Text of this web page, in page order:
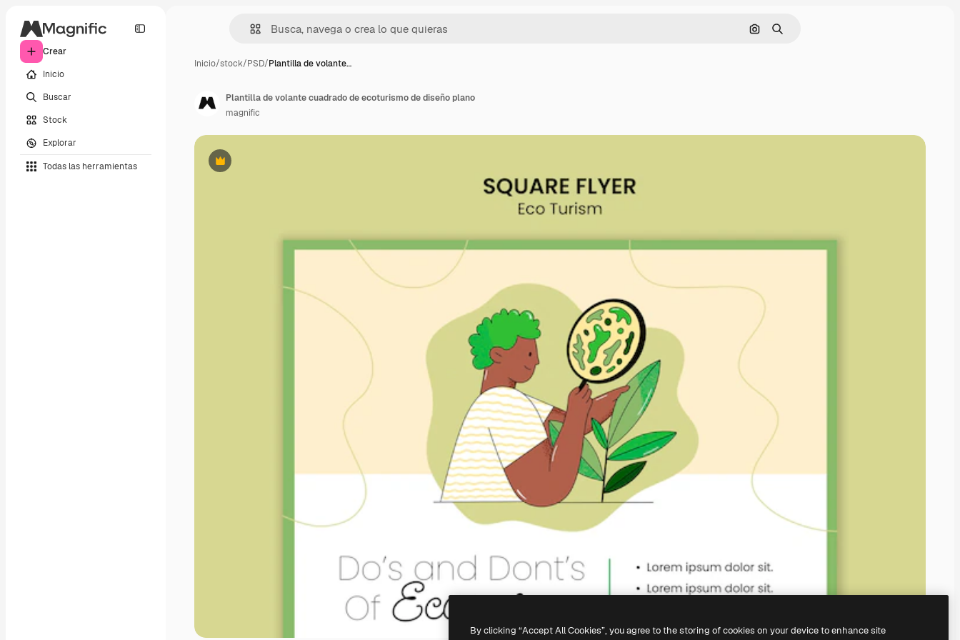
Crear
Inicio
Buscar
Stock
Explorar
Todas las herramientas
Buscar por imagen
Buscar
Inicio/stock/PSD/Plantilla de volante…
Premium
Plantilla de volante cuadrado de ecoturismo de diseño plano
magnific
By clicking “Accept All Cookies”, you agree to the storing of cookies on your device to enhance site